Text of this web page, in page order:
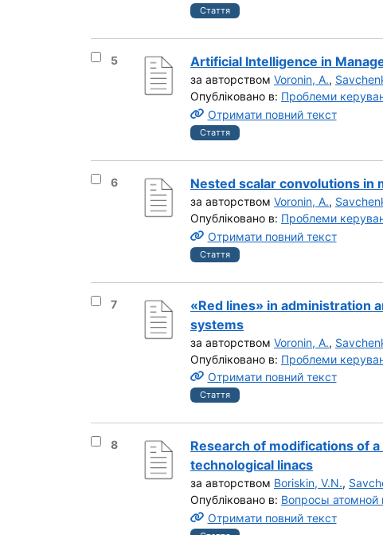
Стаття
Вибрати результат під номером 5
5 Artificial Intelligence in
за авторством Voronin, A.,
Опубліковано в: Проблеми
Отримати повний текст
Стаття
Вибрати результат під номером 6
6 Nested scalar convolutions
за авторством Voronin, A.,
Опубліковано в: Проблеми
Отримати повний текст
Стаття
Вибрати результат під номером 7
7
«Red lines» in administration
systems
за авторством Voronin, A.,
Опубліковано в: Проблеми
Отримати повний текст
Стаття
Вибрати результат під номером 8
8
Research of modifications of
technological linacs
за авторством Boriskin, V.N.,
Опубліковано в: Вопросы атомной
Отримати повний текст